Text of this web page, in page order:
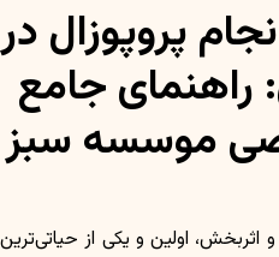
پروپوزال در
راهنمای جامع
موسسه سبز
اثربخش، اولین و یکی از حیاتی‌ترین